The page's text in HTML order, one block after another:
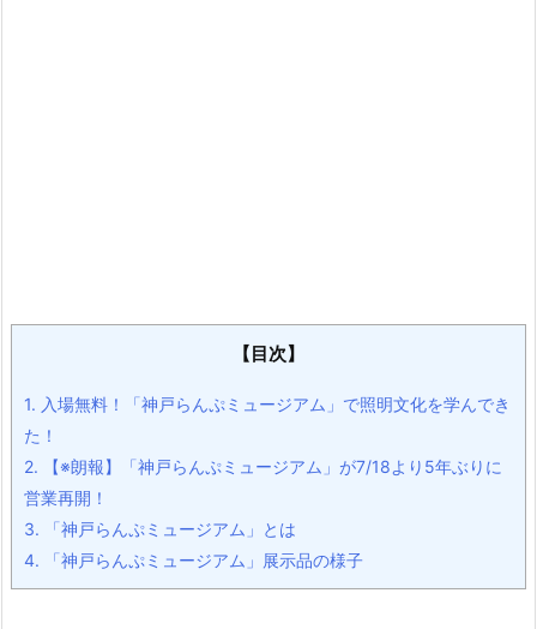
【目次】
1. 入場無料！「神戸らんぷミュージアム」で照明文化を学んでき
た！
2. 【※朗報】「神戸らんぷミュージアム」が7/18より5年ぶりに
営業再開！
3. 「神戸らんぷミュージアム」とは
4. 「神戸らんぷミュージアム」展示品の様子